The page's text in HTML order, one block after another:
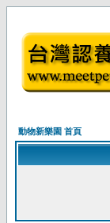
動物新樂園 首頁